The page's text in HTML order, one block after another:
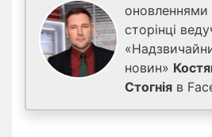
оновленнями
сторінці
новин»
Стогнія в